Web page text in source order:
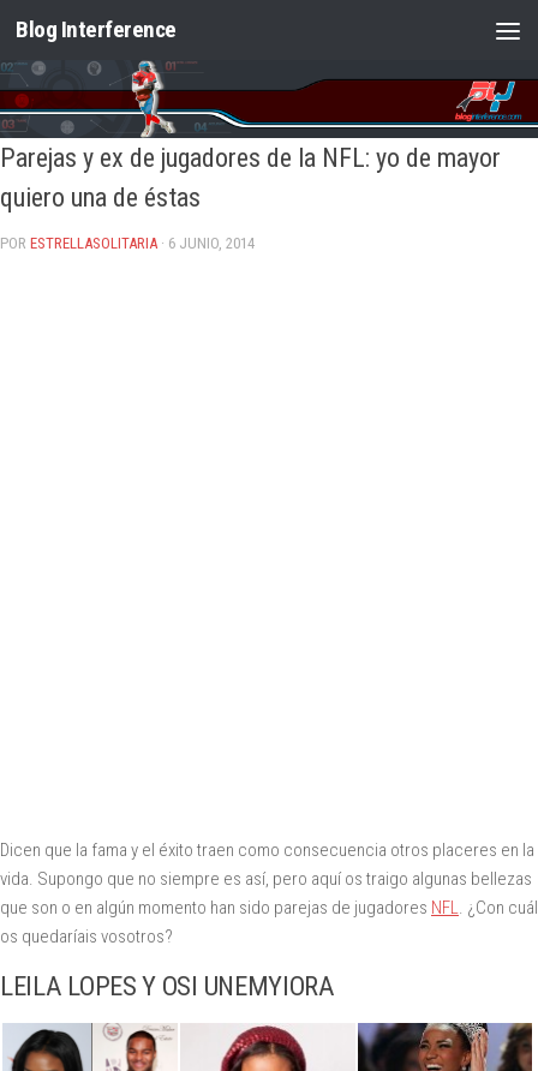
Saltar al contenido
Blog Interference
Parejas y ex de jugadores de la NFL: yo de mayor
quiero una de éstas
POR ESTRELLASOLITARIA · 6 JUNIO, 2014
Dicen que la fama y el éxito traen como consecuencia otros placeres en la
vida. Supongo que no siempre es así, pero aquí os traigo algunas bellezas
que son o en algún momento han sido parejas de jugadores NFL. ¿Con cuál
os quedaríais vosotros?
LEILA LOPES Y OSI UNEMYIORA